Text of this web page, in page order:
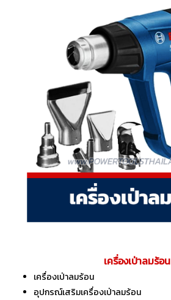
เครื่องเป่าลมร้อน
เครื่องเป่าลมร้อน
อุปกรณ์เสริมเครื่องเป่าลมร้อน